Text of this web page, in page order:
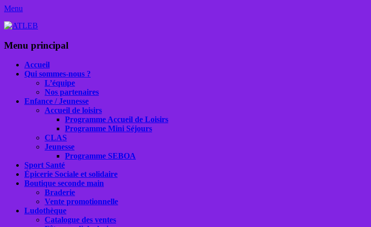
Menu
ATLEB
mail
Menu principal
Aller
Accueil
Qui sommes-nous ?
L’équipe
Nos partenaires
Enfance / Jeunesse
Accueil de loisirs
Programme Accueil de Loisirs
Programme Mini Séjours
CLAS
Jeunesse
Programme SEBOA
Sport Santé
Épicerie Sociale et solidaire
Boutique seconde main
Braderie
Vente promotionnelle
Ludothèque
Catalogue des ventes